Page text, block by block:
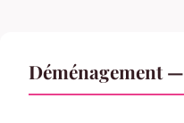
Déménagement